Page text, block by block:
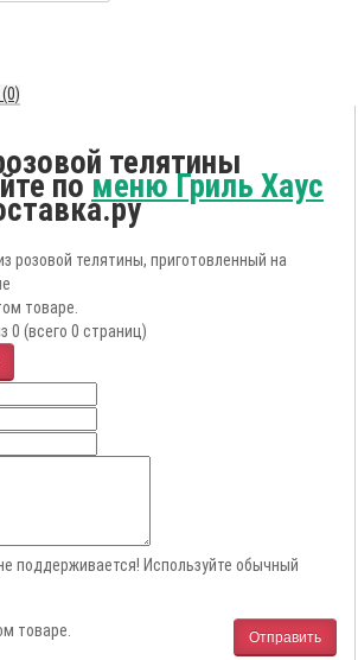
телятины
поменю Гриль Хаус
розовой телятины, приготовленный на
товаре.
0 (всего 0 страниц)
поддерживается! Используйте обычный
Отправить
товаре.